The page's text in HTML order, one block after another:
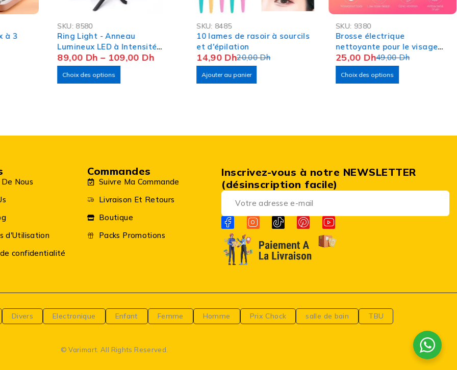
à 3
SKU: 8580
Ring Light - Anneau
Lumineux LED à Intensité
Réglable
89,00 Dh – 109,00 Dh
Choix des options
SKU: 8485
10 lames de rasoir à sourcils
et d'épilation
20,00Dh
14,90 Dh
Ajouter au panier
SKU: 9380
Brosse électrique
nettoyante pour le visage
en silicone - Rechargable.
49,00Dh
25,00 Dh
Choix des options
Nous
d'Utilisation
confidentialité
Commandes
Suivre Ma Commande
Livraison Et Retours
Boutique
Packs Promotions
Inscrivez-vous à notre NEWSLETTER
(désinscription facile)
Divers Electronique Enfant Femme Homme Prix Chock salle de bain TBU
© Varimart. All Rights Reserved.